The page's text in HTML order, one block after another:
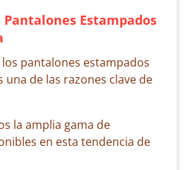
Pantalones Estampados
pantalones estampados
una de las razones clave de
la amplia gama de
en esta tendencia de